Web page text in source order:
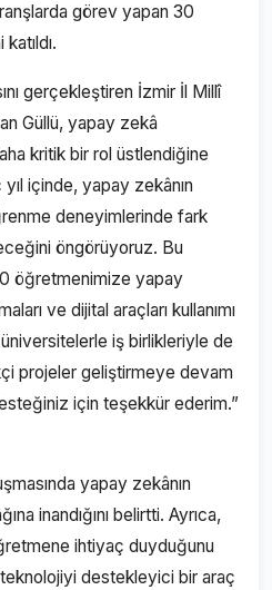
görev yapan 30
gerçekleştiren İzmir İl Millî
Güllü, yapay zekâ
kritik bir rol üstlendiğine
içinde, yapay zekânın
deneyimlerinde fark
öngörüyoruz. Bu
öğretmenimize yapay
ve dijital araçları kullanımı
iş birlikleriyle de
projeler geliştirmeye devam
için teşekkür ederim.”
yapay zekânın
inandığını belirtti. Ayrıca,
ihtiyaç duyduğunu
destekleyici bir araç